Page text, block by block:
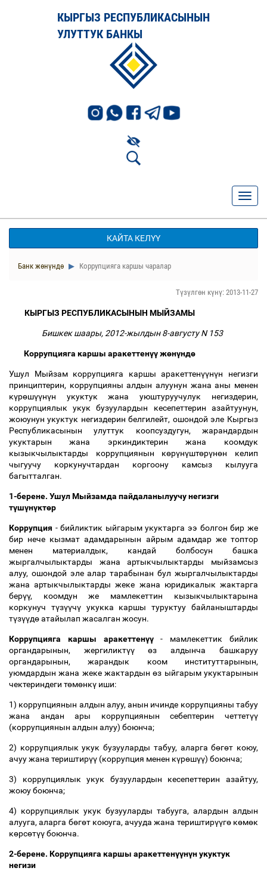
КЫРГЫЗ РЕСПУБЛИКАСЫНЫН
УЛУТТУК БАНКЫ
КАЙТА КЕЛҮҮ
Банк жөнүндө Коррупцияга каршы чаралар
Түзүлгөн күнү: 2013-11-27
КЫРГЫЗ РЕСПУБЛИКАСЫНЫН МЫЙЗАМЫ
Бишкек шаары, 2012-жылдын 8-августу N 153
Коррупцияга каршы аракеттенүүжөнүндө
Ушул Мыйзам коррупцияга каршы аракеттенүүнүн негизги
принциптерин, коррупцияны алдын алуунун жана аны менен
күрөшүүнүн укуктук жана уюштуруучулук негиздерин,
коррупциялык укук бузуулардын кесепеттерин азайтуунун,
жоюунун укуктук негиздерин белгилейт, ошондой эле Кыргыз
Республикасынын улуттук коопсуздугун, жарандардын
укуктарын жана эркиндиктерин жана коомдук
кызыкчылыктарды коррупциянын көрүнүштөрүнөн келип
чыгуучу коркунучтардан коргоону камсыз кылууга
багытталган.
1-берене. Ушул Мыйзамда пайдаланылуучу негизги
түшүнүктөр
Коррупция - бийликтик ыйгарым укуктарга ээ болгон бир же
бир нече кызмат адамдарынын айрым адамдар же топтор
менен материалдык, кандай болбосун башка
жыргалчылыктарды жана артыкчылыктарды мыйзамсыз
алуу, ошондой эле алар тарабынан бул жыргалчылыктарды
жана артыкчылыктарды жеке жана юридикалык жактарга
берүү, коомдун же мамлекеттин кызыкчылыктарына
коркунуч түзүүчүукукка каршы туруктуу байланыштарды
түзүүдөатайылап жасалган жосун.
Коррупцияга каршы аракеттенүү- мамлекеттик бийлик
органдарынын, жергиликтүү өз алдынча башкаруу
органдарынын, жарандык коом институттарынын,
уюмдардын жана жеке жактардынөз ыйгарым укуктарынын
чектериндеги төмөнкү иши:
1) коррупциянын алдын алуу, анын ичинде коррупцияны табуу
жана андан ары коррупциянын себептерин четтетүү
(коррупциянын алдын алуу) боюнча;
2) коррупциялык укук бузууларды табуу, аларга бөгөт коюу,
ачуу жана териштирүү (коррупция менен күрөшүү) боюнча;
3) коррупциялык укук бузуулардын кесепеттерин азайтуу,
жоюу боюнча;
4) коррупциялык укук бузууларды табууга, алардын алдын
алууга, аларга бөгөт коюуга, ачууда жана териштирүүгөкөмөк
көрсөтүүбоюнча.
2-берене. Коррупцияга каршы аракеттенүүнүн укуктук
негизи